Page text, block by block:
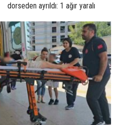
dorseden ayrıldı: 1 ağır yaralı